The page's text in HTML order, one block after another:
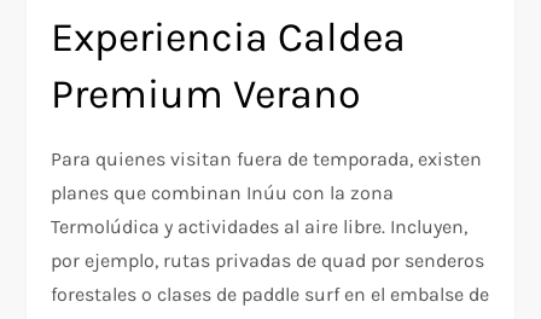
Experiencia Caldea
Premium Verano
Para quienes visitan fuera de temporada, existen
planes que combinan Inúu con la zona
Termolúdica y actividades al aire libre. Incluyen,
por ejemplo, rutas privadas de quad por senderos
forestales o clases de paddle surf en el embalse de